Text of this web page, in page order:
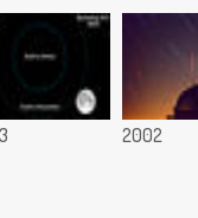
2002